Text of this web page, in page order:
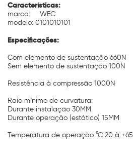
Características:
marca:
WEC
modelo: 0101010101
Especificações:
Com elemento de sustentação 660N
Sem elemento de sustentação 100N
Resistência à compressão 1000N
Raio mínimo de curvatura:
Durante instalação 30MM
Durante operação (estático) 15MM
Temperatura de operação °C 20 à +65